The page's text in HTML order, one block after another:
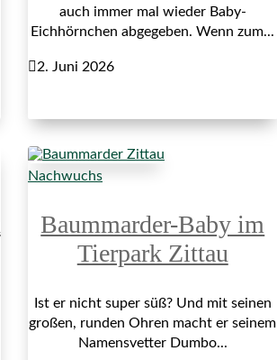
auch immer mal wieder Baby-
Eichhörnchen abgegeben. Wenn zum...
2. Juni 2026
Nachwuchs
Baummarder-Baby im
Tierpark Zittau
Ist er nicht super süß? Und mit seinen
großen, runden Ohren macht er seinem
Namensvetter Dumbo...